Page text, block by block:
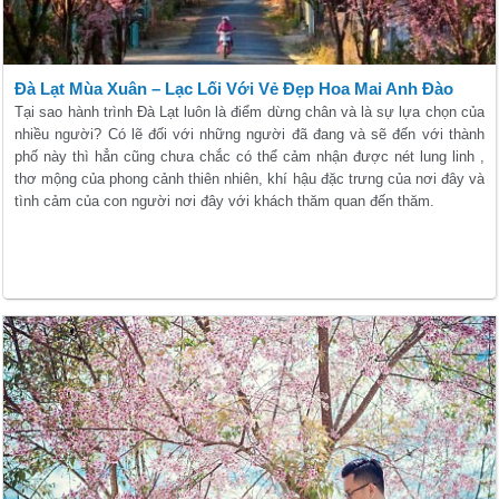
Đà Lạt Mùa Xuân – Lạc Lối Với Vẻ Đẹp Hoa Mai Anh Đào
Tại sao hành trình Đà Lạt luôn là điểm dừng chân và là sự lựa chọn của
nhiều người? Có lẽ đối với những người đã đang và sẽ đến với thành
phố này thì hẳn cũng chưa chắc có thể cảm nhận được nét lung linh ,
thơ mộng của phong cảnh thiên nhiên, khí hậu đặc trưng của nơi đây và
tình cảm của con người nơi đây với khách thăm quan đến thăm.